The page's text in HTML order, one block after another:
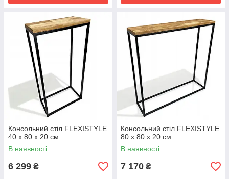
Консольний стіл FLEXISTYLE
40 x 80 x 20 см
В наявності
6 299 ₴
Консольний стіл FLEXISTYLE
80 x 80 x 20 см
В наявності
7 170 ₴